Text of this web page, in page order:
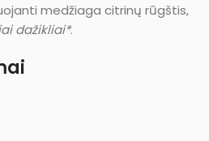
medžiaga citrinų rūgštis,
dažikliai*.